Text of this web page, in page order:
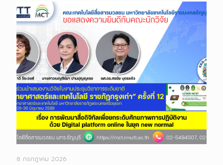
8 กรกฎาคม 2026